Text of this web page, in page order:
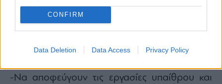
CONFIRM
Data Deletion Data Access Privacy Policy
-Να αποφεύγουν τις εργασίες υπαίθρου και